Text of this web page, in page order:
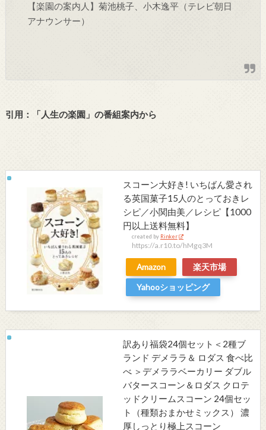
【楽園の案内人】菊池桃子、小木逸平（テレビ朝日
アナウンサー）
引用：「人生の楽園」の番組案内から
スコーン大好き! いちばん愛され
る英国菓子15人のとっておきレ
シピ／小関由美／レシピ【1000
円以上送料無料】
created by Rinker
https://a.r10.to/hMgq3M
Amazon
楽天市場
Yahooショッピング
訳あり福袋24個セット＜2種ブ
ランド デメララ＆ ロダス 食べ比
べ ＞デメララベーカリー ダブル
バタースコーン＆ロダス クロテ
ッドクリームスコーン 24個セッ
ト（種類おまかせミックス） 濃
厚しっとり極上スコーン